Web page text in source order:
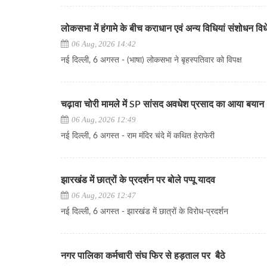
लोकसभा में हंगामे के बीच कराधान एवं अन्य विधियां संशोधन
06 Aug, 2026 14:42
नई दिल्ली, 6 अगस्त - (भाषा) लोकसभा ने बृहस्पतिवार को विपक्ष
चढ़ावा चोरी मामले में SP सांसद अवधेश प्रसाद का आया बयान
06 Aug, 2026 12:49
नई दिल्ली, 6 अगस्त - राम मंदिर चंदे में कथित हेराफेरी
झारखंड में छात्रों के प्रदर्शन पर बोले पप्पू यादव
06 Aug, 2026 12:47
नई दिल्ली, 6 अगस्त - झारखंड में छात्रों के विरोध-प्रदर्शन
नगर पालिका कर्मचारी संघ फिर से हड़ताल पर बैठे